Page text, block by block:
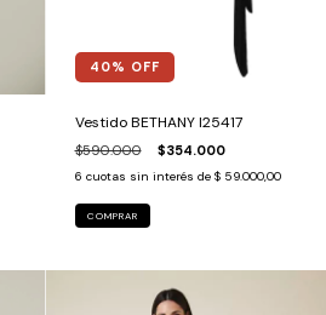
40% OFF
Vestido BETHANY I25417
$590.000 $354.000
6 cuotas sin interés de $ 59.000,00
COMPRAR